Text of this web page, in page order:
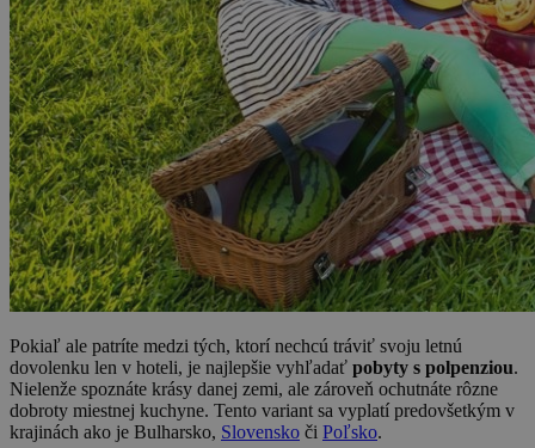
Pokiaľ ale patríte medzi tých, ktorí nechcú tráviť svoju letnú
dovolenku len v hoteli, je najlepšie vyhľadať pobyty s polpenziou.
Nielenže spoznáte krásy danej zemi, ale zároveň ochutnáte rôzne
dobroty miestnej kuchyne. Tento variant sa vyplatí predovšetkým v
krajinách ako je Bulharsko, Slovensko či Poľsko.